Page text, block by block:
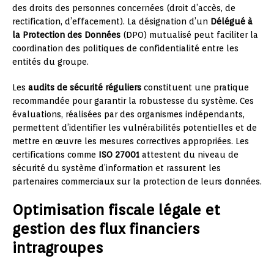
des droits des personnes concernées (droit d’accès, de
rectification, d’effacement). La désignation d’un Délégué à
la Protection des Données (DPO) mutualisé peut faciliter la
coordination des politiques de confidentialité entre les
entités du groupe.
Les audits de sécurité réguliers constituent une pratique
recommandée pour garantir la robustesse du système. Ces
évaluations, réalisées par des organismes indépendants,
permettent d’identifier les vulnérabilités potentielles et de
mettre en œuvre les mesures correctives appropriées. Les
certifications comme ISO 27001 attestent du niveau de
sécurité du système d’information et rassurent les
partenaires commerciaux sur la protection de leurs données.
Optimisation fiscale légale et
gestion des flux financiers
intragroupes